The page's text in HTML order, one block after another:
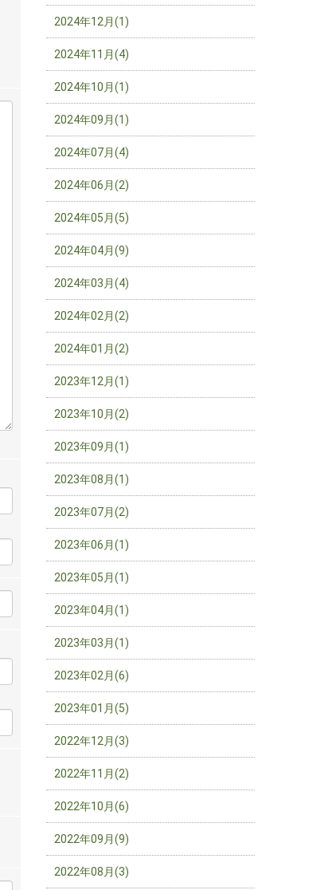
2024年12月(1)
2024年11月(4)
2024年10月(1)
2024年09月(1)
2024年07月(4)
2024年06月(2)
2024年05月(5)
2024年04月(9)
2024年03月(4)
2024年02月(2)
2024年01月(2)
2023年12月(1)
2023年10月(2)
2023年09月(1)
2023年08月(1)
2023年07月(2)
2023年06月(1)
2023年05月(1)
2023年04月(1)
2023年03月(1)
2023年02月(6)
2023年01月(5)
2022年12月(3)
2022年11月(2)
2022年10月(6)
2022年09月(9)
2022年08月(3)